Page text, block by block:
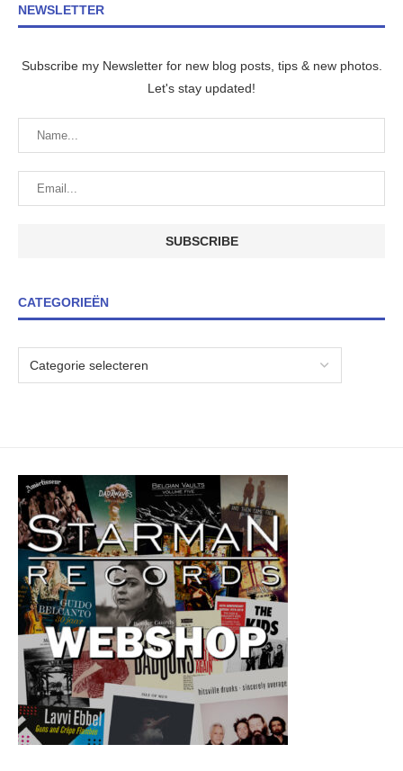
NEWSLETTER
Subscribe my Newsletter for new blog posts, tips & new photos.
Let's stay updated!
CATEGORIEËN